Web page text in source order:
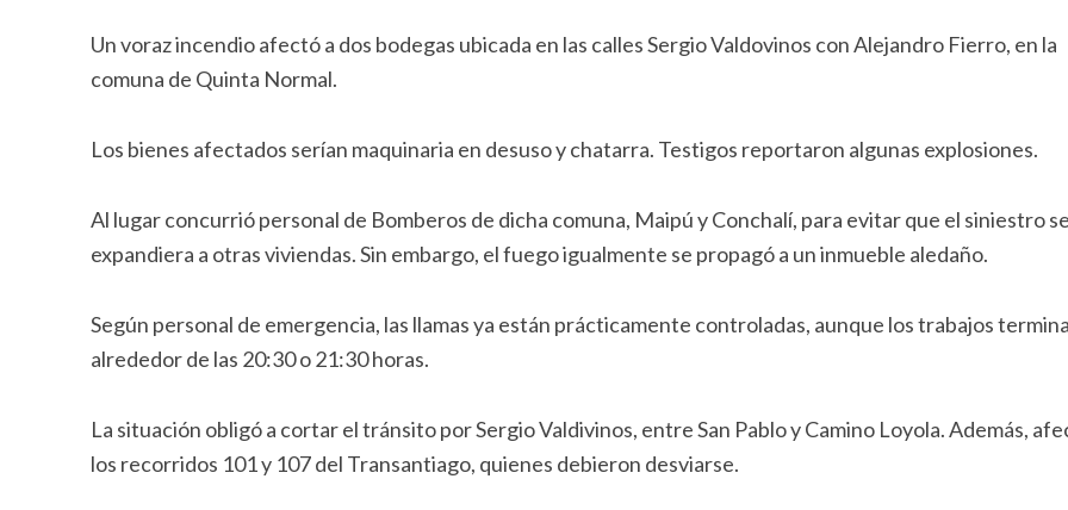
Un voraz incendio afectó a dos bodegas ubicada en las calles Sergio Valdovinos con Alejandro Fierro, en la
comuna de Quinta Normal.
Los bienes afectados serían maquinaria en desuso y chatarra. Testigos reportaron algunas explosiones.
Al lugar concurrió personal de Bomberos de dicha comuna, Maipú y Conchalí, para evitar que el siniestro
expandiera a otras viviendas. Sin embargo, el fuego igualmente se propagó a un inmueble aledaño.
Según personal de emergencia, las llamas ya están prácticamente controladas, aunque los trabajos
alrededor de las 20:30 o 21:30 horas.
La situación obligó a cortar el tránsito por Sergio Valdivinos, entre San Pablo y Camino Loyola. Además,
los recorridos 101 y 107 del Transantiago, quienes debieron desviarse.